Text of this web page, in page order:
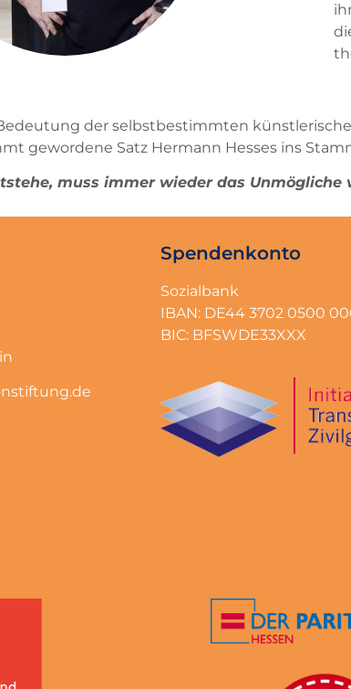
der selbstbestimmten
gewordene Satz Hermann Hesses ins
muss immer wieder das Unmögliche
Spendenkonto
Sozialbank
IBAN: DE44 3702 0500
BIC: BFSWDE33XXX